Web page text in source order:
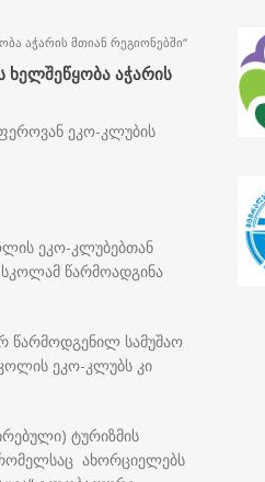
აჭარის მთიან რეგიონებში“
ხელშეწყობა აჭარის
ეკო-კლუბის
ეკო-კლუბებთან
წარმოადგინა
წარმოდგენილ სამუშაო
ეკო-კლუბს კი
ტურიზმის
ახორციელებს